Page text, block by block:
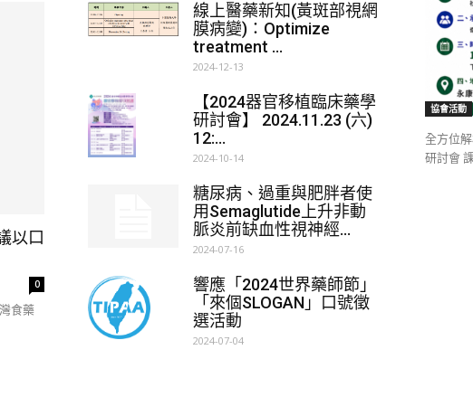
以口
0
食藥
線上醫藥新知(黃斑部視網
膜病變)：Optimize
treatment ...
2024-12-13
【2024器官移植臨床藥學
研討會】 2024.11.23 (六)
12:...
2024-10-14
糖尿病、過重與肥胖者使
用Semaglutide上升非動
脈炎前缺血性視神經...
2024-07-16
響應「2024世界藥師節」
「來個SLOGAN」口號徵
選活動
2024-07-04
協會活動
全方位
研討會